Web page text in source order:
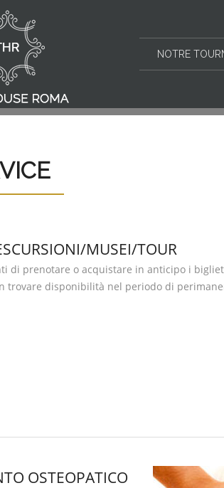
NOTRE
MUSEI/TOUR
di prenotare o acquistare in anticipo i
trovare disponibilità nel periodo di
OSTEOPATICO